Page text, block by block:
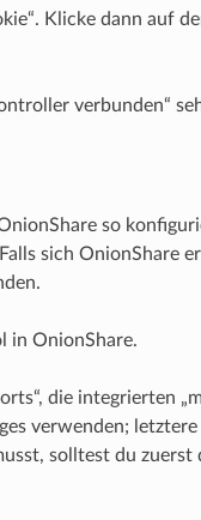
Klicke dann auf
verbunden“
so
sich OnionShare
in OnionShare.
die integrierten
verwenden;
solltest du